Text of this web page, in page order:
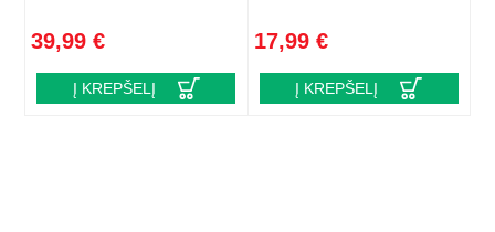
39,99 €
Į KREPŠELĮ
17,99 €
Į KREPŠELĮ